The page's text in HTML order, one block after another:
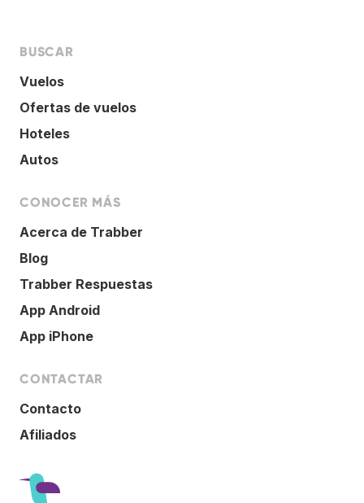
BUSCAR
Vuelos
Ofertas de vuelos
Hoteles
Autos
CONOCER MÁS
Acerca de Trabber
Blog
Trabber Respuestas
App Android
App iPhone
CONTACTAR
Contacto
Afiliados